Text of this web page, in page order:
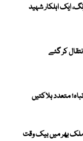
ایک اہلکار شہید
کر گئے
اگست سے ملک بھر میں بیک وقت